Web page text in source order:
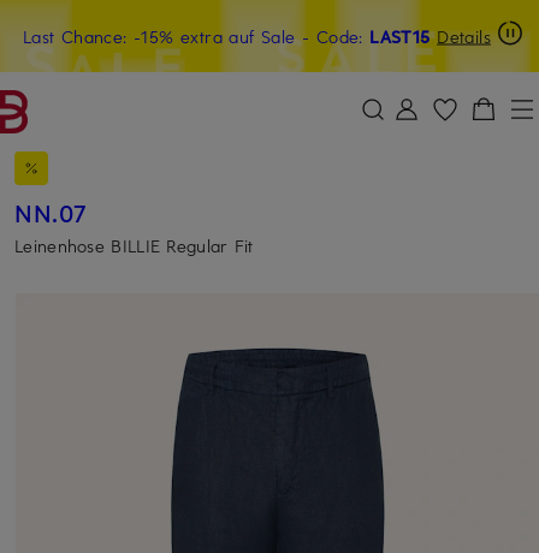
ZUM HAUPTINHALT ÜBERSPRINGEN ZUM SUCHFELD ÜBERSPRINGEN
Last Chance: -15% extra auf Sale- Code: LAST15 Details
15€-Willkommensgutschein mit Beyond sichern
NN.07
Leinenhose BILLIE Regular Fit